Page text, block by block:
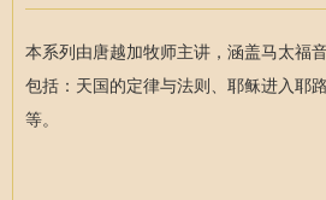
本系列由唐越加牧师主讲，涵盖马太福
包括：天国的定律与法则、耶稣进入耶
等。